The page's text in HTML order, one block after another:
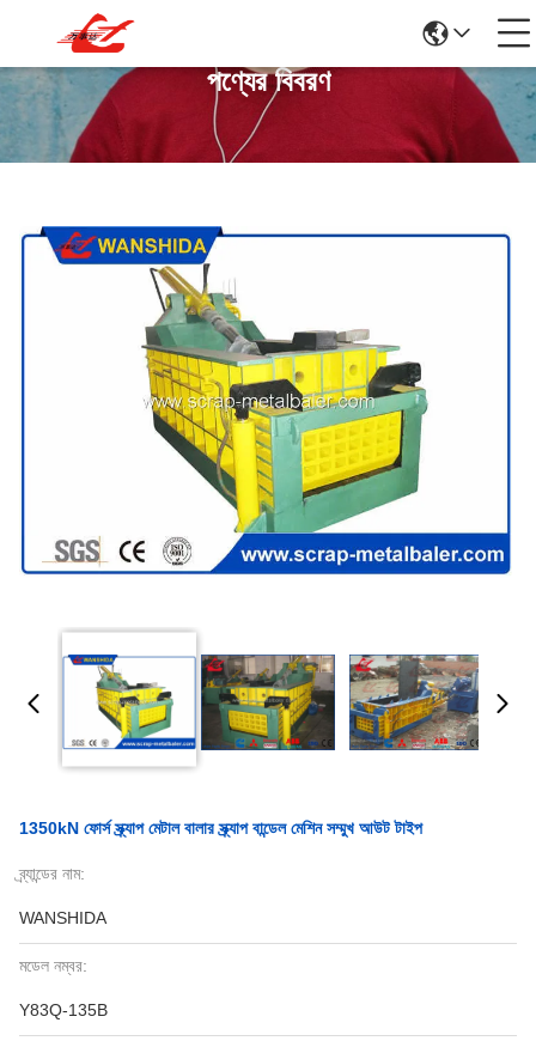
পণ্যের বিবরণ
1350kN ফোর্স স্ক্র্যাপ মেটাল বালার স্ক্র্যাপ বান্ডেল মেশিন সম্মুখ আউট টাইপ
ব্র্যান্ডের নাম:
WANSHIDA
মডেল নম্বর:
Y83Q-135B